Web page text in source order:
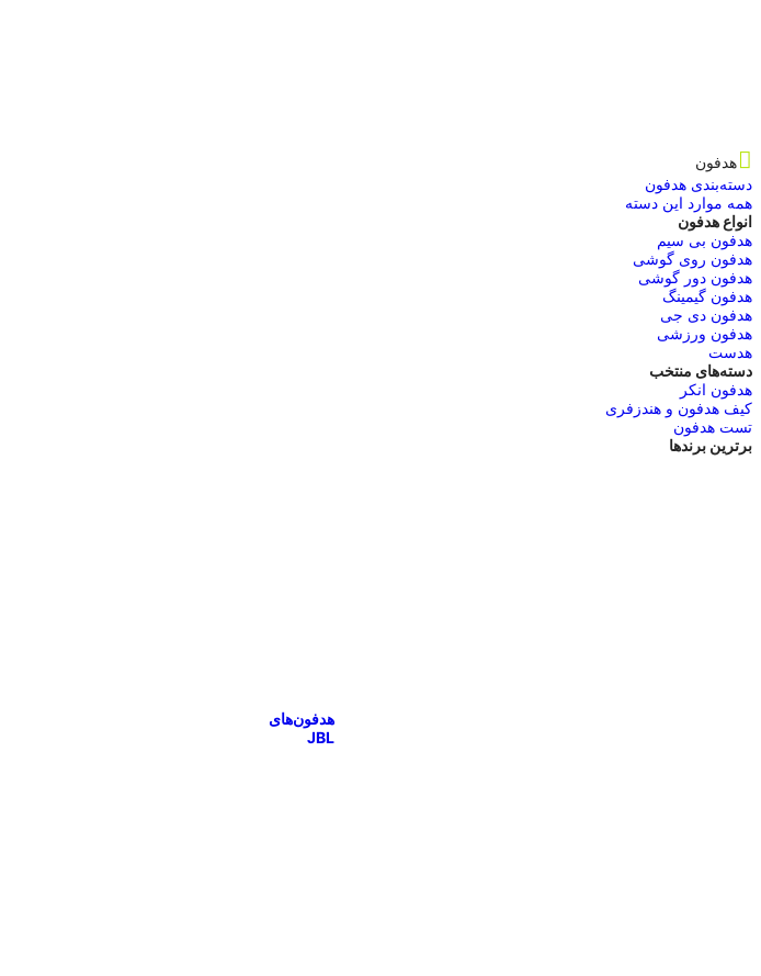
هدفون
دسته‌بندی هدفون
همه موارد این دسته
انواع هدفون
هدفون بی سیم
هدفون روی گوشی
هدفون دور گوشی
هدفون گیمینگ
هدفون دی جی
هدفون ورزشی
هدست
دسته‌های منتخب
هدفون انکر
کیف هدفون و هندزفری
تست هدفون
برترین برندها
هدفون‌های
JBL